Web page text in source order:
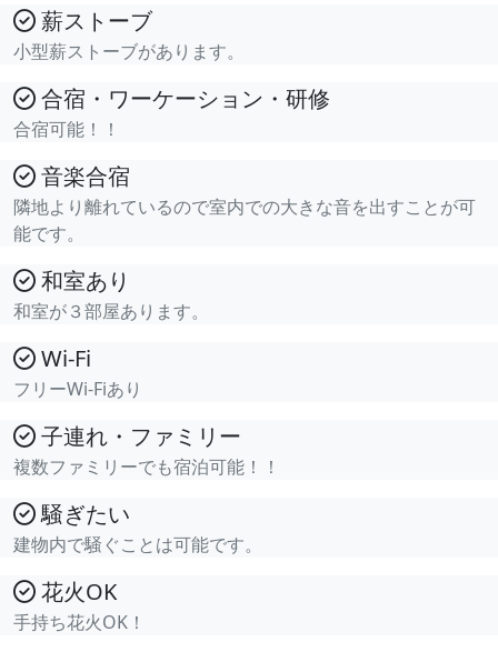
薪ストーブ
小型薪ストーブがあります。
合宿・ワーケーション・研修
合宿可能！！
音楽合宿
隣地より離れているので室内での大きな音を出すことが可
能です。
和室あり
和室が３部屋あります。
Wi-Fi
フリーWi-Fiあり
子連れ・ファミリー
複数ファミリーでも宿泊可能！！
騒ぎたい
建物内で騒ぐことは可能です。
花火OK
手持ち花火OK！